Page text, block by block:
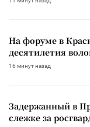
На форуме в
десятилетия
16 минут назад
Задержанный в
слежке за